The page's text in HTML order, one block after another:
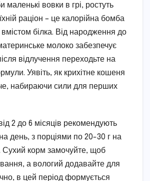
маленькі вовки в грі, ростуть
раціон – це калорійна бомба
білка. Від народження до
молоко забезпечує
відлучення переходьте на
Уявіть, як крихітне кошеня
набираючи сили для перших
2 до 6 місяців рекомендують
день, з порціями по 20-30 г на
Сухий корм замочуйте, щоб
а вологий додавайте для
в цей період формується